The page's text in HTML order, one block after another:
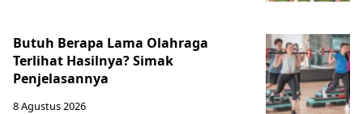
Butuh Berapa Lama Olahraga
Terlihat Hasilnya? Simak
Penjelasannya
8 Agustus 2026